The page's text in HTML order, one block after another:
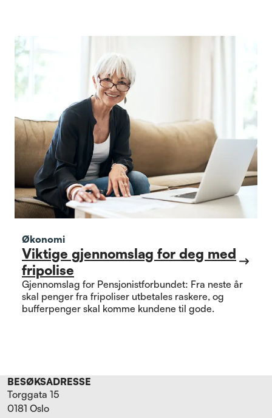
Økonomi
Viktige gjennomslag for deg med
fripolise
Gjennomslag for Pensjonistforbundet: Fra neste år
skal penger fra fripoliser utbetales raskere, og
bufferpenger skal komme kundene til gode.
BESØKSADRESSE
Torggata 15
0181 Oslo